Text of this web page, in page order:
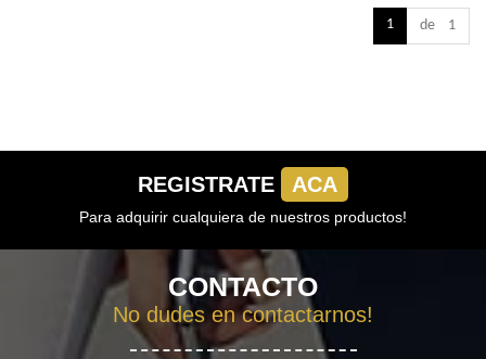
1 de 1
REGISTRATE ACA
Para adquirir cualquiera de nuestros productos!
CONTACTO
No dudes en contactarnos!